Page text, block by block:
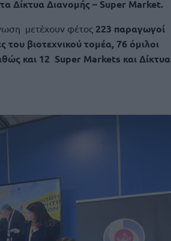
Δίκτυα Διανομής – Super Market.
μετέχουν φέτος 223 παραγωγοί
του βιοτεχνικού τομέα, 76 όμιλοι
και 12 Super Markets και Δίκτυα